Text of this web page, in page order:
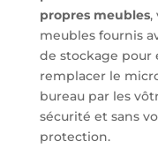
propres meubles,
meubles fournis
de stockage pour
remplacer le
bureau par les
sécurité et sans
protection.